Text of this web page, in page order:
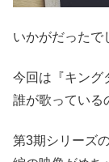
いかがだったで
今回は『キング
誰が歌っている
第3期シリーズ